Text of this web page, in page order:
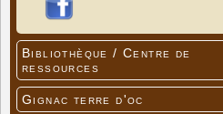
Bibliothèque / Centre de
ressources
Gignac terre d'oc